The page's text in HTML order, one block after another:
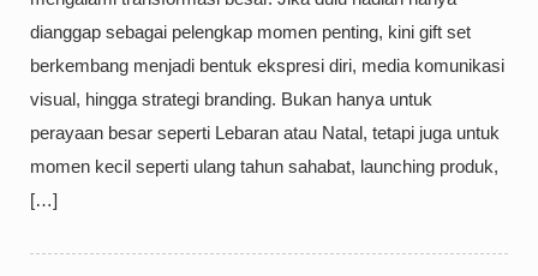
dianggap sebagai pelengkap momen penting, kini gift set
berkembang menjadi bentuk ekspresi diri, media komunikasi
visual, hingga strategi branding. Bukan hanya untuk
perayaan besar seperti Lebaran atau Natal, tetapi juga untuk
momen kecil seperti ulang tahun sahabat, launching produk,
[…]